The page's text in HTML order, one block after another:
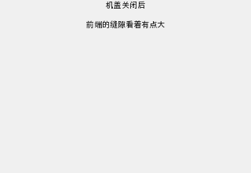
机盖关闭后
前端的缝隙看着有点大